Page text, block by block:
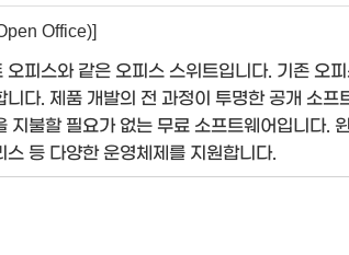
Office)]
오피스와 같은 오피스 스위트입니다. 기존 오
니다. 제품 개발의 전 과정이 투명한 공개 소프
지불할 필요가 없는 무료 소프트웨어입니다.
스 등 다양한 운영체제를 지원합니다.